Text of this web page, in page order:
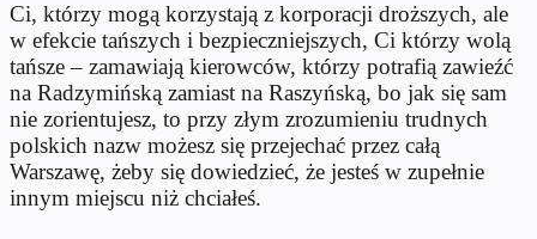
Ci, którzy mogą korzystają z korporacji droższych, ale
w efekcie tańszych i bezpieczniejszych, Ci którzy wolą
tańsze – zamawiają kierowców, którzy potrafią zawieźć
na Radzymińską zamiast na Raszyńską, bo jak się sam
nie zorientujesz, to przy złym zrozumieniu trudnych
polskich nazw możesz się przejechać przez całą
Warszawę, żeby się dowiedzieć, że jesteś w zupełnie
innym miejscu niż chciałeś.